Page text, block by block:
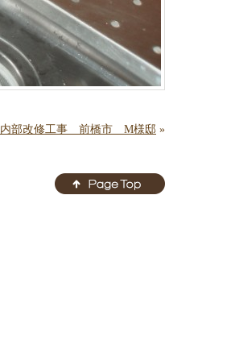
内部改修工事 前橋市 M様邸 »